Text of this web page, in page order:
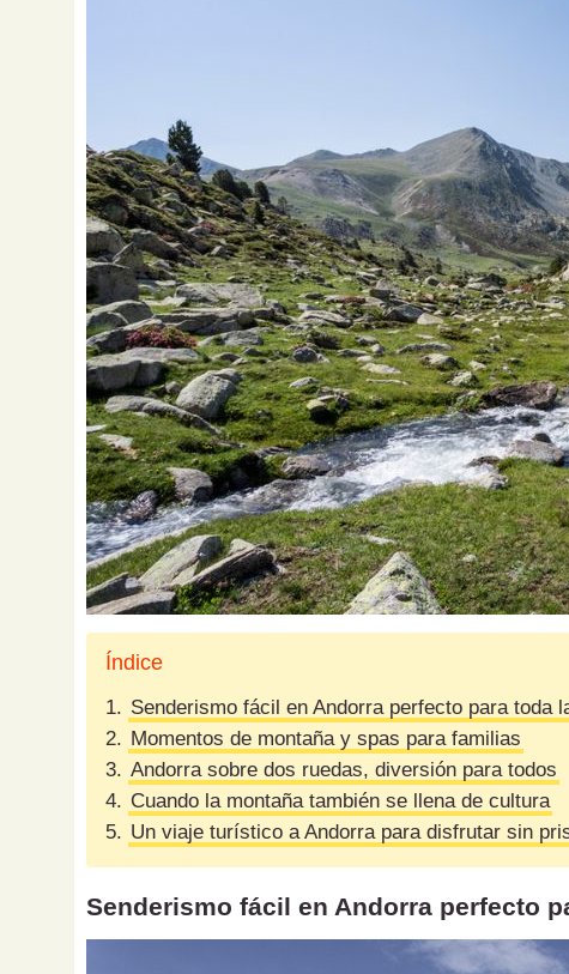
Índice
1. Senderismo fácil en Andorra perfecto para toda
2. Momentos de montaña y spas para familias
3. Andorra sobre dos ruedas, diversión para todos
4. Cuando la montaña también se llena de cultura
5. Un viaje turístico a Andorra para disfrutar sin
Senderismo fácil en Andorra perfecto